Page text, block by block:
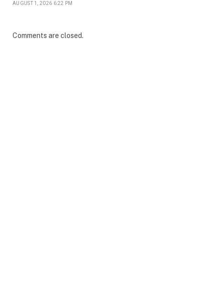
AUGUST 1, 2026 6:22 PM
Comments are closed.